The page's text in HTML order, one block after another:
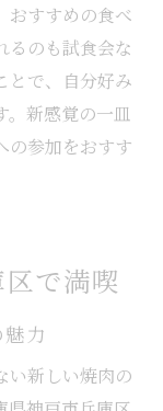
おすすめの食べ
るのも試食会な
とで、自分好み
。新感覚の一皿
の参加をおすす
で満喫
力
い新しい焼肉の